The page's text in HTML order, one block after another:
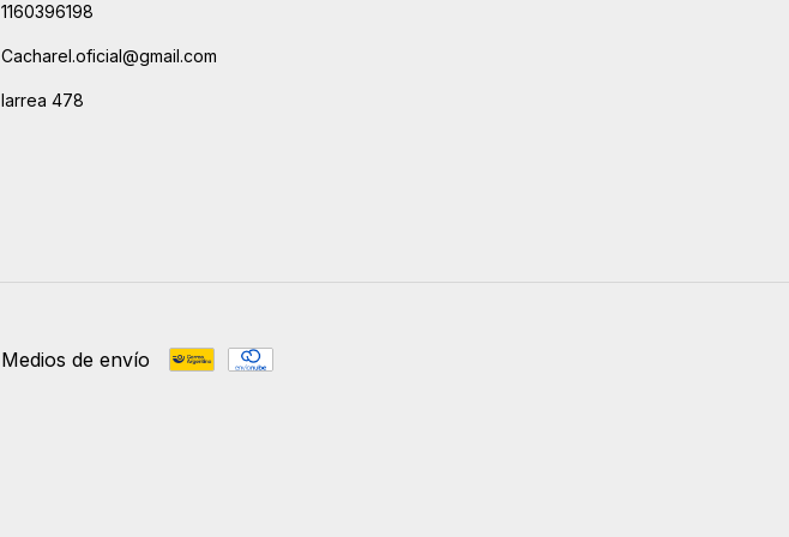
1160396198
Cacharel.oficial@gmail.com
larrea 478
Medios de envío